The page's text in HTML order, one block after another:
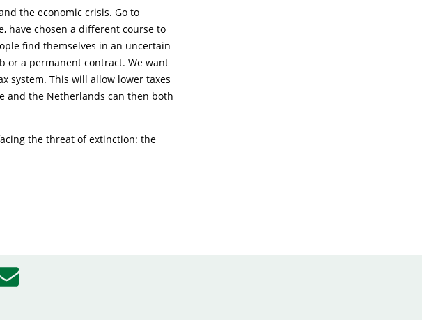
the economic crisis. Go to
have chosen a different course to
find themselves in an uncertain
or a permanent contract. We want
system. This will allow lower taxes
and the Netherlands can then both
the threat of extinction: the